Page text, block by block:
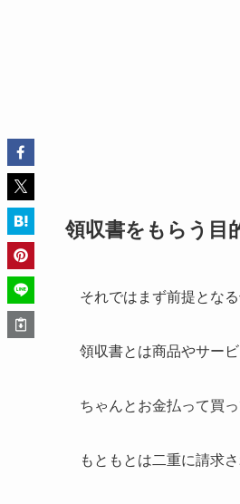
領収書をもらう目
それではまず前提とな
領収書とは商品やサー
ちゃんとお金払って買
もともとは二重に請求